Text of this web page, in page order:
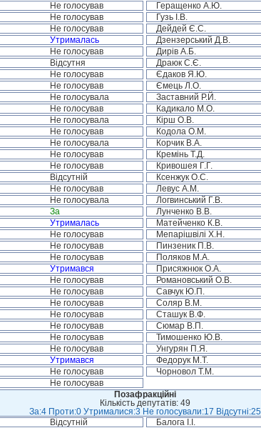
Не голосував Геращенко А.Ю.
Не голосував Гузь І.В.
Не голосував Дейдей Є.С.
Утрималась Дзензерський Д.В.
Не голосував Дирів А.Б.
Відсутня Драюк С.Є.
Не голосував Єдаков Я.Ю.
Не голосував Ємець Л.О.
Не голосувала Заставний Р.Й.
Не голосував Кадикало М.О.
Не голосувала Кірш О.В.
Не голосував Кодола О.М.
Не голосувала Корчик В.А.
Не голосував Кремінь Т.Д.
Не голосував Кривошея Г.Г.
Відсутній Ксенжук О.С.
Не голосував Левус А.М.
Не голосувала Логвинський Г.В.
За Лунченко В.В.
Утрималась Матейченко К.В.
Не голосував Мепарішвілі Х.Н.
Не голосував Пинзеник П.В.
Не голосував Поляков М.А.
Утримався Присяжнюк О.А.
Не голосував Романовський О.В.
Не голосував Савчук Ю.П.
Не голосував Соляр В.М.
Не голосував Сташук В.Ф.
Не голосував Сюмар В.П.
Не голосував Тимошенко Ю.В.
Не голосував Унгурян П.Я.
Утримався Федорук М.Т.
Не голосував Чорновол Т.М.
Не голосував
Позафракційні
Кількість депутатів: 49
За:4 Проти:0 Утрималися:3 Не голосували:17 Відсутні:25
Відсутній Балога І.І.